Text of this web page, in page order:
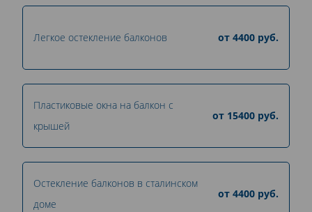
Легкое остекление балконов от 4400 руб.
Пластиковые окна на балкон с
крышей
от 15400 руб.
Остекление балконов в сталинском
доме
от 4400 руб.